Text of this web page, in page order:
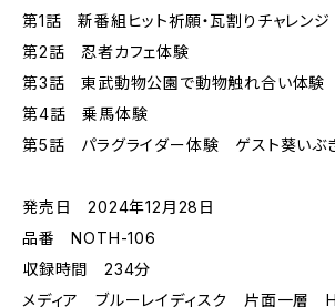
第1話 新番組ヒット祈願・瓦割りチャレンジ
第2話 忍者カフェ体験
第3話 東武動物公園で動物触れ合い体験
第4話 乗馬体験
第5話 パラグライダー体験 ゲスト葵いぶ
発売日 2024年12月28日
品番 NOTH-106
収録時間 234分
メディア ブルーレイディスク 片面一層